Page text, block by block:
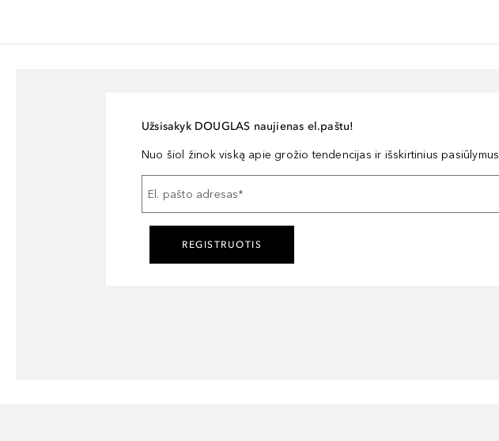
Užsisakyk DOUGLAS naujienas el.paštu!
Nuo šiol žinok viską apie grožio tendencijas ir išskirtinius pasiūlymus
El. pašto adresas*
REGISTRUOTIS